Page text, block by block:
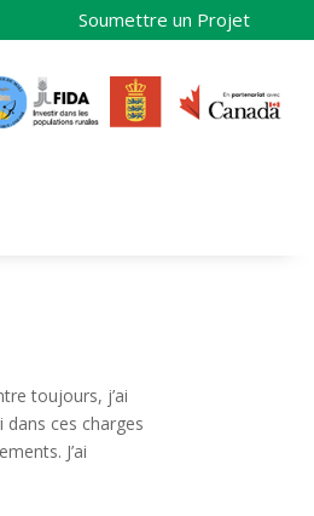
Soumettre un Projet
toujours, j’ai
ces charges
J’ai